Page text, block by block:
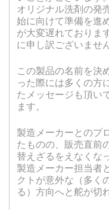
オリジナル洗剤の発
始に向けて準備を進
が大変遅れておりま
に申し訳ございません
この製品の名前を決
った際には多くの方
たメッセージも頂い
ます。
製造メーカーとのプ
たものの、販売直前
替えざるをえなくな
製造メーカー担当者
クトが意外な（多く
る）方向へと舵が切